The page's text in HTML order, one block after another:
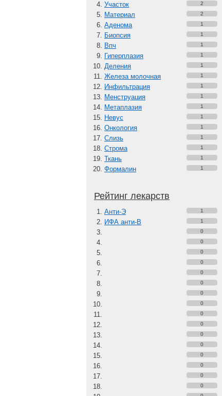
Участок 2
Материал 2
Аденома 1
Биопсия 1
Впч 1
Гиперплазия 1
Деления 1
Железа молочная 1
Инфильтрация 1
Менструация 1
Метаплазия 1
Невус 1
Онкология 1
Слизь 1
Строма 1
Ткань 1
Формалин 1
Рейтинг лекарств
Анти-Э 1
ИФА анти-В
1
0
0
0
0
0
0
0
0
0
0
0
0
0
0
0
0